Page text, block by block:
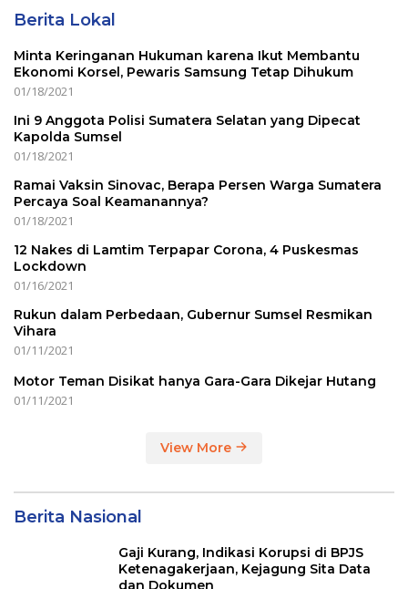
Berita Lokal
Minta Keringanan Hukuman karena Ikut Membantu
Ekonomi Korsel, Pewaris Samsung Tetap Dihukum
01/18/2021
Ini 9 Anggota Polisi Sumatera Selatan yang Dipecat
Kapolda Sumsel
01/18/2021
Ramai Vaksin Sinovac, Berapa Persen Warga Sumatera
Percaya Soal Keamanannya?
01/18/2021
12 Nakes di Lamtim Terpapar Corona, 4 Puskesmas
Lockdown
01/16/2021
Rukun dalam Perbedaan, Gubernur Sumsel Resmikan
Vihara
01/11/2021
Motor Teman Disikat hanya Gara-Gara Dikejar Hutang
01/11/2021
View More
Berita Nasional
Gaji Kurang, Indikasi Korupsi di BPJS
Ketenagakerjaan, Kejagung Sita Data
dan Dokumen